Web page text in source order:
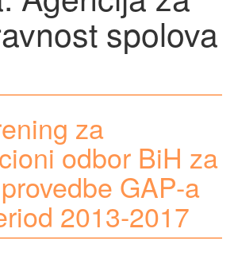
spolova
za
odbor BiH za
GAP-a
2013-2017